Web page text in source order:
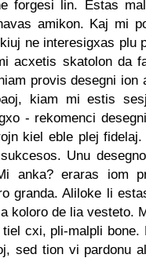
forgesi lin. Estas
amikon. Kaj mi
ne interesigxas plu
acxetis skatolon da
provis desegni ion
kiam mi estis
- rekomenci
kiel eble plej fidelaj.
Unu
anka? eraras iom
granda. Aliloke li
koloro de lia vesteto.
cxi, pli-malpli bone.
sed tion vi pardonu